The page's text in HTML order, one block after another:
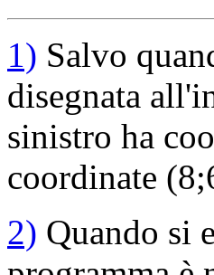
1) Salvo
disegnata
sinistro ha
coordinate
2) Quando si